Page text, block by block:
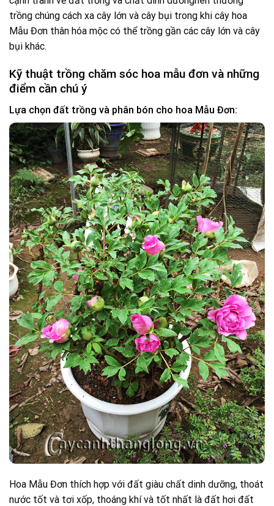
trồng chúng cách xa cây lớn và cây bụi trong khi cây hoa
Mẫu Đơn thân hóa mộc có thể trồng gần các cây lớn và cây
bụi khác.
Kỹ thuật trồng chăm sóc hoa mẫu đơn và những
điểm cần chú ý
Lựa chọn đất trồng và phân bón cho hoa Mẫu Đơn:
Hoa Mẫu Đơn thích hợp với đất giàu chất dinh dưỡng, thoát
nước tốt và tơi xốp, thoáng khí và tốt nhất là đất hơi đất